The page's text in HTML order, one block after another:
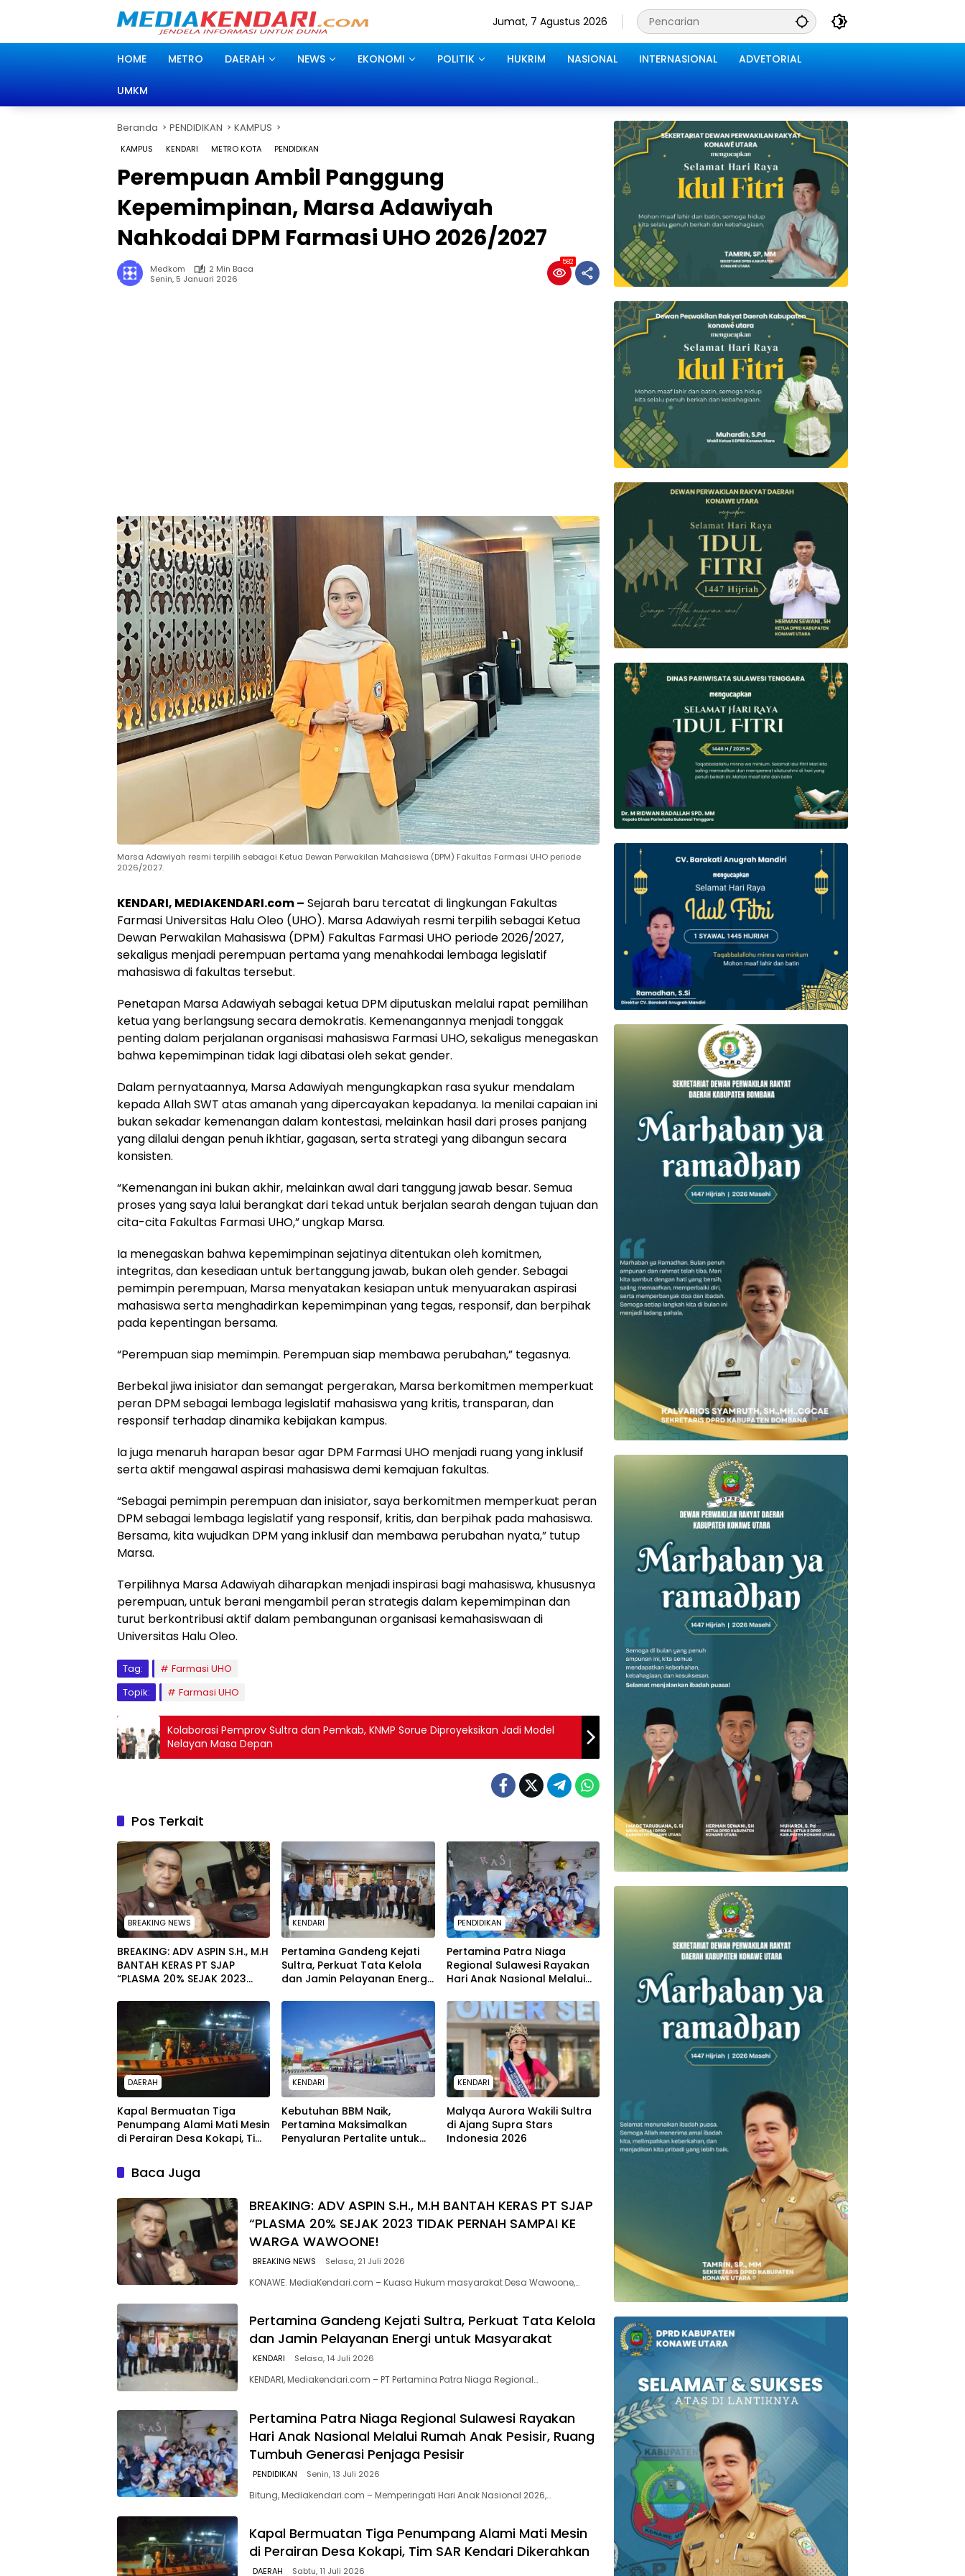
Jumat, 7 Agustus 2026
HOME METRO DAERAH NEWS EKONOMI POLITIK HUKRIM NASIONAL INTERNASIONAL ADVETORIAL
UMKM
Beranda PENDIDIKAN KAMPUS
KAMPUS KENDARI METRO KOTA PENDIDIKAN
Perempuan Ambil Panggung
Kepemimpinan, Marsa Adawiyah
Nahkodai DPM Farmasi UHO 2026/2027
Medkom
2 Min Baca
Senin, 5 Januari 2026
582
Marsa Adawiyah resmi terpilih sebagai Ketua Dewan Perwakilan Mahasiswa (DPM) Fakultas Farmasi UHO periode
2026/2027.
KENDARI, MEDIAKENDARI.com – Sejarah baru tercatat di lingkungan Fakultas
Farmasi Universitas Halu Oleo (UHO). Marsa Adawiyah resmi terpilih sebagai Ketua
Dewan Perwakilan Mahasiswa (DPM) Fakultas Farmasi UHO periode 2026/2027,
sekaligus menjadi perempuan pertama yang menahkodai lembaga legislatif
mahasiswa di fakultas tersebut.
Penetapan Marsa Adawiyah sebagai ketua DPM diputuskan melalui rapat pemilihan
ketua yang berlangsung secara demokratis. Kemenangannya menjadi tonggak
penting dalam perjalanan organisasi mahasiswa Farmasi UHO, sekaligus menegaskan
bahwa kepemimpinan tidak lagi dibatasi oleh sekat gender.
Dalam pernyataannya, Marsa Adawiyah mengungkapkan rasa syukur mendalam
kepada Allah SWT atas amanah yang dipercayakan kepadanya. Ia menilai capaian ini
bukan sekadar kemenangan dalam kontestasi, melainkan hasil dari proses panjang
yang dilalui dengan penuh ikhtiar, gagasan, serta strategi yang dibangun secara
konsisten.
“Kemenangan ini bukan akhir, melainkan awal dari tanggung jawab besar. Semua
proses yang saya lalui berangkat dari tekad untuk berjalan searah dengan tujuan dan
cita-cita Fakultas Farmasi UHO,” ungkap Marsa.
Ia menegaskan bahwa kepemimpinan sejatinya ditentukan oleh komitmen,
integritas, dan kesediaan untuk bertanggung jawab, bukan oleh gender. Sebagai
pemimpin perempuan, Marsa menyatakan kesiapan untuk menyuarakan aspirasi
mahasiswa serta menghadirkan kepemimpinan yang tegas, responsif, dan berpihak
pada kepentingan bersama.
“Perempuan siap memimpin. Perempuan siap membawa perubahan,” tegasnya.
Berbekal jiwa inisiator dan semangat pergerakan, Marsa berkomitmen memperkuat
peran DPM sebagai lembaga legislatif mahasiswa yang kritis, transparan, dan
responsif terhadap dinamika kebijakan kampus.
Ia juga menaruh harapan besar agar DPM Farmasi UHO menjadi ruang yang inklusif
serta aktif mengawal aspirasi mahasiswa demi kemajuan fakultas.
“Sebagai pemimpin perempuan dan inisiator, saya berkomitmen memperkuat peran
DPM sebagai lembaga legislatif yang responsif, kritis, dan berpihak pada mahasiswa.
Bersama, kita wujudkan DPM yang inklusif dan membawa perubahan nyata,” tutup
Marsa.
Terpilihnya Marsa Adawiyah diharapkan menjadi inspirasi bagi mahasiswa, khususnya
perempuan, untuk berani mengambil peran strategis dalam kepemimpinan dan
turut berkontribusi aktif dalam pembangunan organisasi kemahasiswaan di
Universitas Halu Oleo.
Tag:
Farmasi UHO
Topik:
Farmasi UHO
Kolaborasi Pemprov Sultra dan Pemkab, KNMP Sorue Diproyeksikan Jadi Model
Nelayan Masa Depan
Pos Terkait
BREAKING NEWS
BREAKING: ADV ASPIN S.H., M.H
BANTAH KERAS PT SJAP
“PLASMA 20% SEJAK 2023
WARGA WAWOONE!
KENDARI
Pertamina Gandeng Kejati
Sultra, Perkuat Tata Kelola
dan Jamin Pelayanan Energi
PENDIDIKAN
Pertamina Patra Niaga
Regional Sulawesi Rayakan
Hari Anak Nasional Melalui
Tumbuh Generasi Penjaga
Pesisir
DAERAH
Kapal Bermuatan Tiga
Penumpang Alami Mati Mesin
di Perairan Desa Kokapi, Tim
KENDARI
Kebutuhan BBM Naik,
Pertamina Maksimalkan
Penyaluran Pertalite untuk
KENDARI
Malyqa Aurora Wakili Sultra
di Ajang Supra Stars
Indonesia 2026
Baca Juga
BREAKING: ADV ASPIN S.H., M.H BANTAH KERAS PT SJAP
“PLASMA 20% SEJAK 2023 TIDAK PERNAH SAMPAI KE
WARGA WAWOONE!
BREAKING NEWS Selasa, 21 Juli 2026
KONAWE. MediaKendari.com – Kuasa Hukum masyarakat Desa Wawoone,…
Pertamina Gandeng Kejati Sultra, Perkuat Tata Kelola
dan Jamin Pelayanan Energi untuk Masyarakat
KENDARI Selasa, 14 Juli 2026
KENDARI, Mediakendari.com – PT Pertamina Patra Niaga Regional…
Pertamina Patra Niaga Regional Sulawesi Rayakan
Hari Anak Nasional Melalui Rumah Anak Pesisir, Ruang
Tumbuh Generasi Penjaga Pesisir
PENDIDIKAN Senin, 13 Juli 2026
Bitung, Mediakendari.com – Memperingati Hari Anak Nasional 2026,…
Kapal Bermuatan Tiga Penumpang Alami Mati Mesin
di Perairan Desa Kokapi, Tim SAR Kendari Dikerahkan
DAERAH Sabtu, 11 Juli 2026